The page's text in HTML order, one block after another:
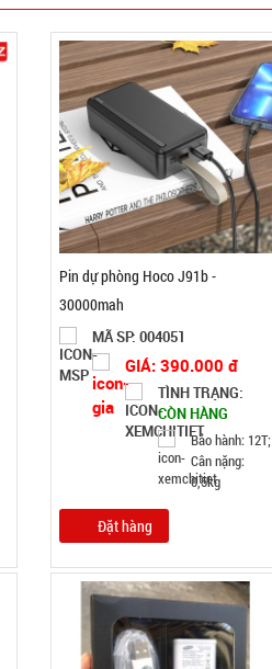
Pin dự phòng Hoco J91b -
30000mah
MÃ SP: 004051
GIÁ: 390.000 đ
TÌNH TRẠNG:
CÒN HÀNG
Bảo hành: 12T;
Cân nặng:
0,5kg
Đặt hàng